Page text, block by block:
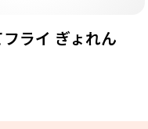
ライ ぎょれん